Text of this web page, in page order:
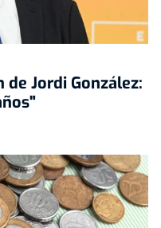
Jordi González: